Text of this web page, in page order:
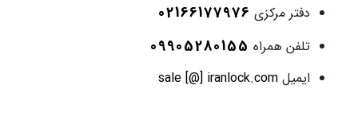
دفتر مرکزی 02166177976
تلفن همراه 09905280155
ایمیل sale [@] iranlock.com